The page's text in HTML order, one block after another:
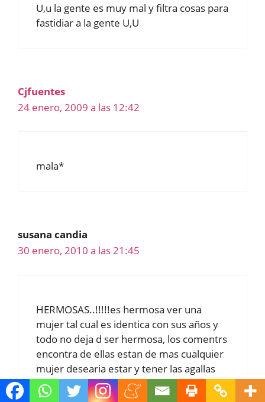
U,u la gente es muy mal y filtra cosas para
fastidiar a la gente U,U
Cjfuentes
24 enero, 2009 a las 12:42
mala*
susana candia
30 enero, 2010 a las 21:45
HERMOSAS..!!!!!es hermosa ver una
mujer tal cual es identica con sus años y
todo no deja d ser hermosa, los comentrs
encontra de ellas estan de mas cualquier
mujer desearia estar y tener las agallas
que tiene Madonna n siquiera la mas
joven las tendria ,,valor y coraje cn arrugs